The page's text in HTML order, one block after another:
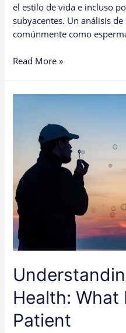
el estilo de vida e incluso
subyacentes. Un análisis
comúnmente como
Read More »
Health: What
Patient
Can
Tell
a
Patient